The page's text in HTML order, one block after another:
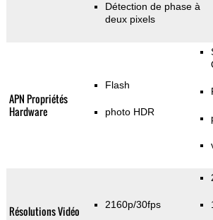
Détection de phase à
deux pixels
APN Propriétés
Hardware
Flash
photo HDR
Résolutions Vidéo 2160p/30fps